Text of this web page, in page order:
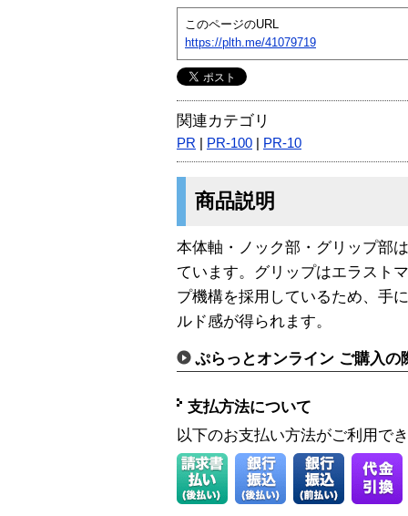
このページのURL
https://plth.me/41079719
関連カテゴリ
PR PR-100 PR-10
商品説明
本体軸・ノック部・グリップ部
ています。グリップはエラスト
プ機構を採用しているため、手
ルド感が得られます。
ぷらっとオンライン ご購入の
支払方法について
以下のお支払い方法がご利用で